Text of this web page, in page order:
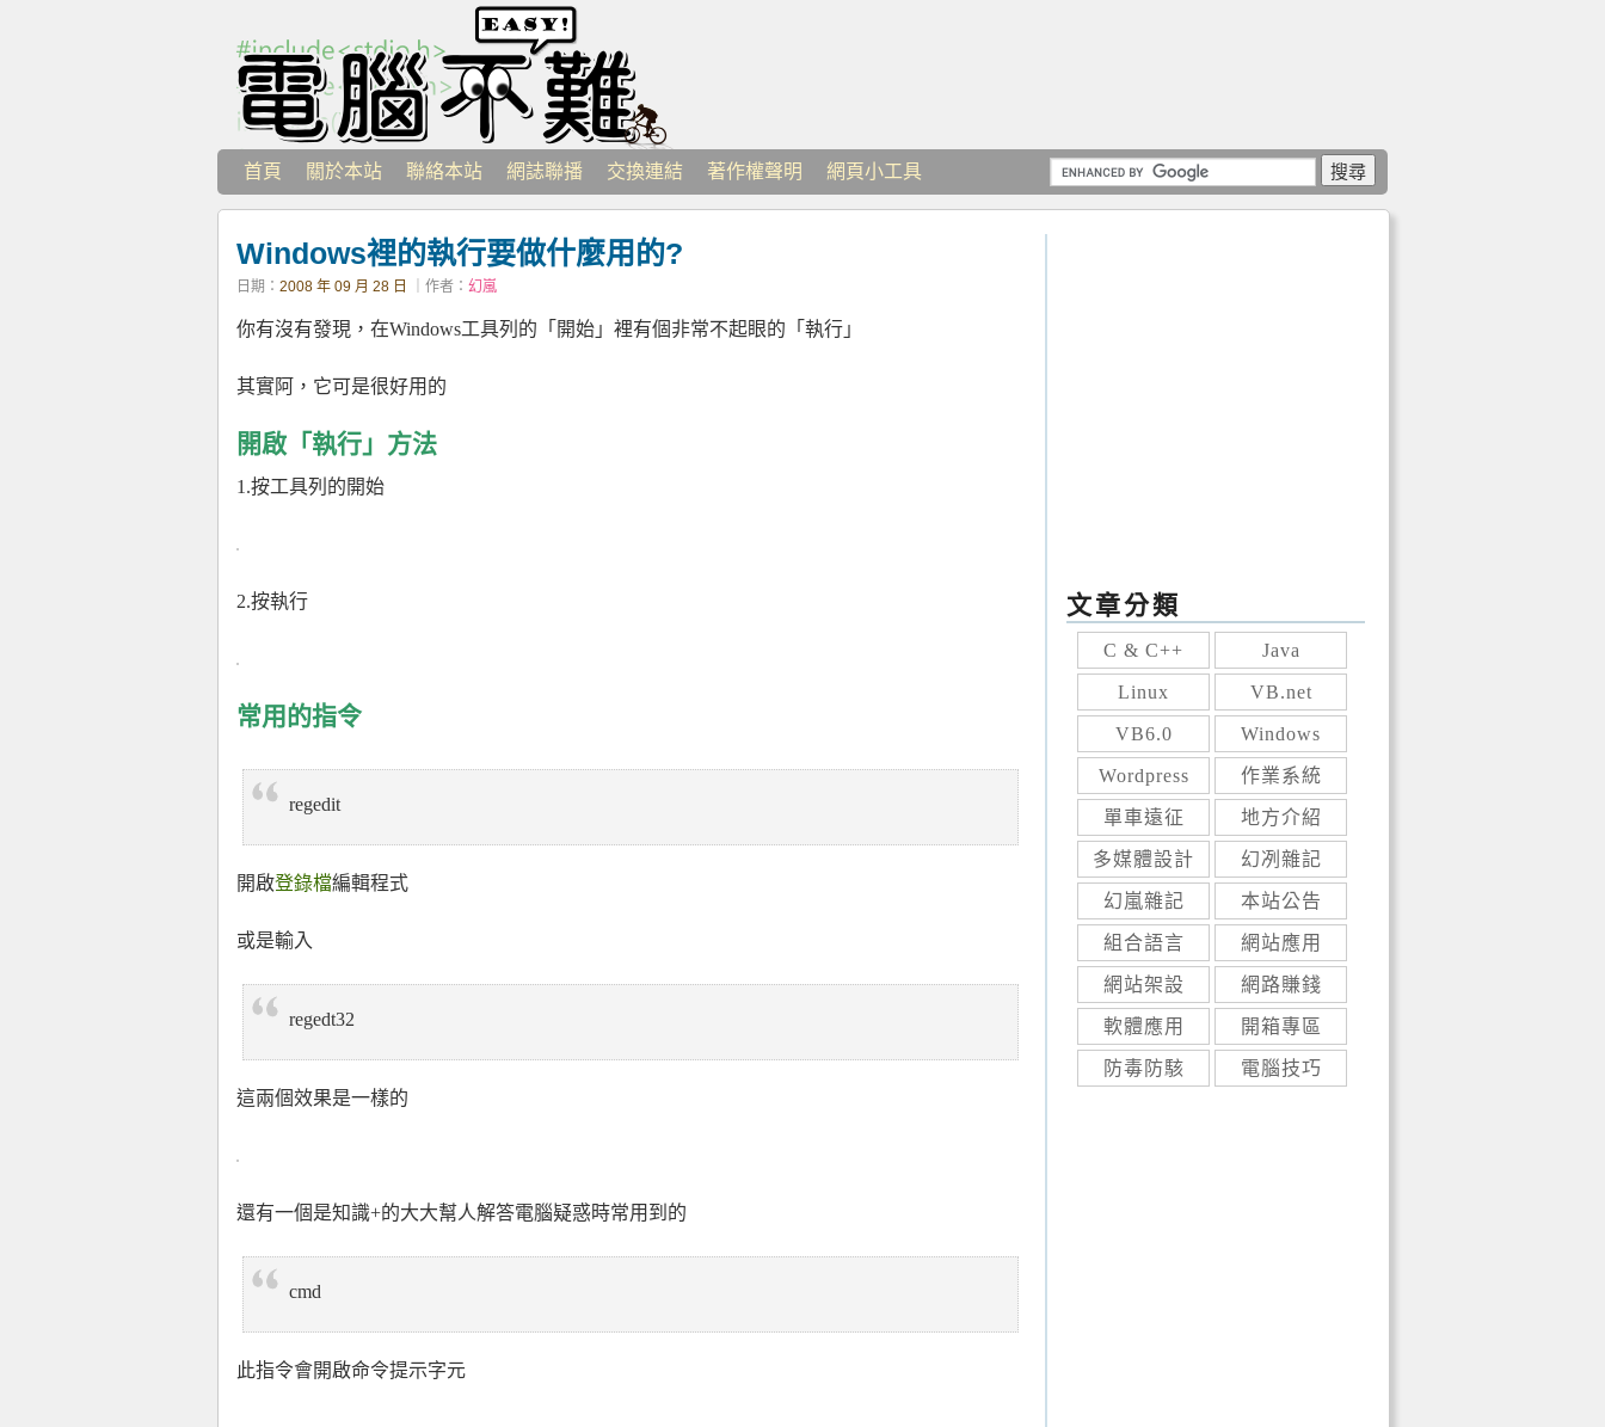
首頁 關於本站 聯絡本站 網誌聯播 交換連結 著作權聲明 網頁小工具
Windows裡的執行要做什麼用的?
日期： 2008 年 09 月 28 日 ｜作者： 幻嵐
你有沒有發現，在Windows工具列的「開始」裡有個非常不起眼的「執行」
其實阿，它可是很好用的
開啟「執行」方法
1.按工具列的開始
2.按執行
常用的指令
regedit
開啟登錄檔編輯程式
或是輸入
regedt32
這兩個效果是一樣的
還有一個是知識+的大大幫人解答電腦疑惑時常用到的
cmd
此指令會開啟命令提示字元
文章分類
C & C++ Java
Linux VB.net
VB6.0 Windows
Wordpress 作業系統
單車遠征 地方介紹
多媒體設計 幻冽雜記
幻嵐雜記 本站公告
組合語言 網站應用
網站架設 網路賺錢
軟體應用 開箱專區
防毒防駭 電腦技巧